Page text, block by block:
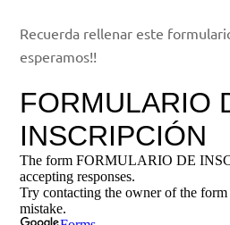
Recuerda rellenar este
esperamos!!